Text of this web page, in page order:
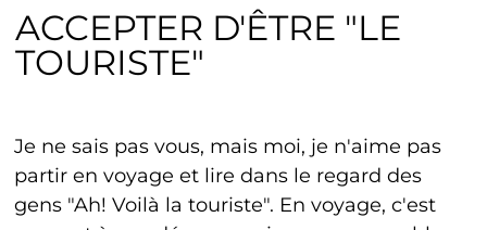
ACCEPTER D'ÊTRE "LE
TOURISTE"
Je ne sais pas vous, mais moi, je n'aime pas
partir en voyage et lire dans le regard des
gens "Ah! Voilà la touriste". En voyage, c'est